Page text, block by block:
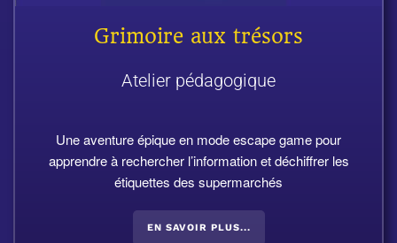
Grimoire aux trésors
Atelier pédagogique
Une aventure épique en mode escape game pour
apprendre à rechercher l’information et déchiffrer les
étiquettes des supermarchés
EN SAVOIR PLUS...